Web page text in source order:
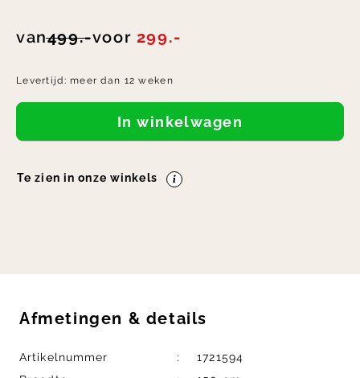
van499.-voor 299.-
Levertijd: meer dan 12 weken
In winkelwagen
Te zien in onze winkels
Afmetingen & details
Artikelnummer
1721594